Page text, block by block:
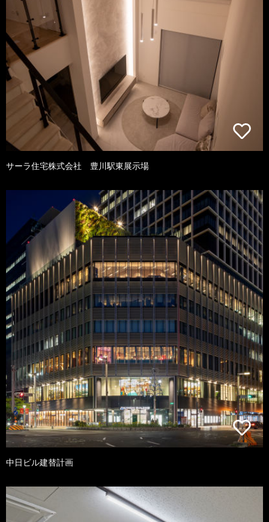
サーラ住宅株式会社 豊川駅東展示場
中日ビル建替計画